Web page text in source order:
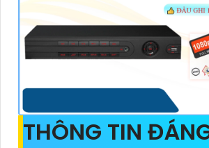
THÔNG TIN